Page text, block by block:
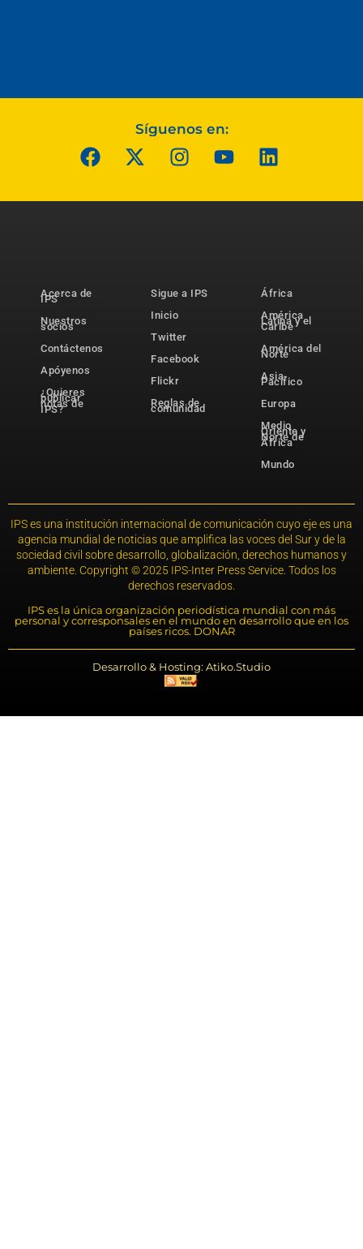
Síguenos en:
Acerca de
IPS
Nuestros
socios
Contáctenos
Apóyenos
¿Quieres
publicar
notas de
IPS?
Sigue a IPS
Inicio
Twitter
Facebook
Flickr
Reglas de
comunidad
África
América
Latina y el
Caribe
América del
Norte
Asia-
Pacífico
Europa
Medio
Oriente y
Norte de
África
Mundo
IPS es una institución internacional de comunicación cuyo eje es una
agencia mundial de noticias que amplifica las voces del Sur y de la
sociedad civil sobre desarrollo, globalización, derechos humanos y
ambiente. Copyright © 2025 IPS-Inter Press Service. Todos los
derechos reservados.
IPS es la única organización periodística mundial con más
personal y corresponsales en el mundo en desarrollo que en los
países ricos. DONAR
Desarrollo & Hosting: Atiko.Studio